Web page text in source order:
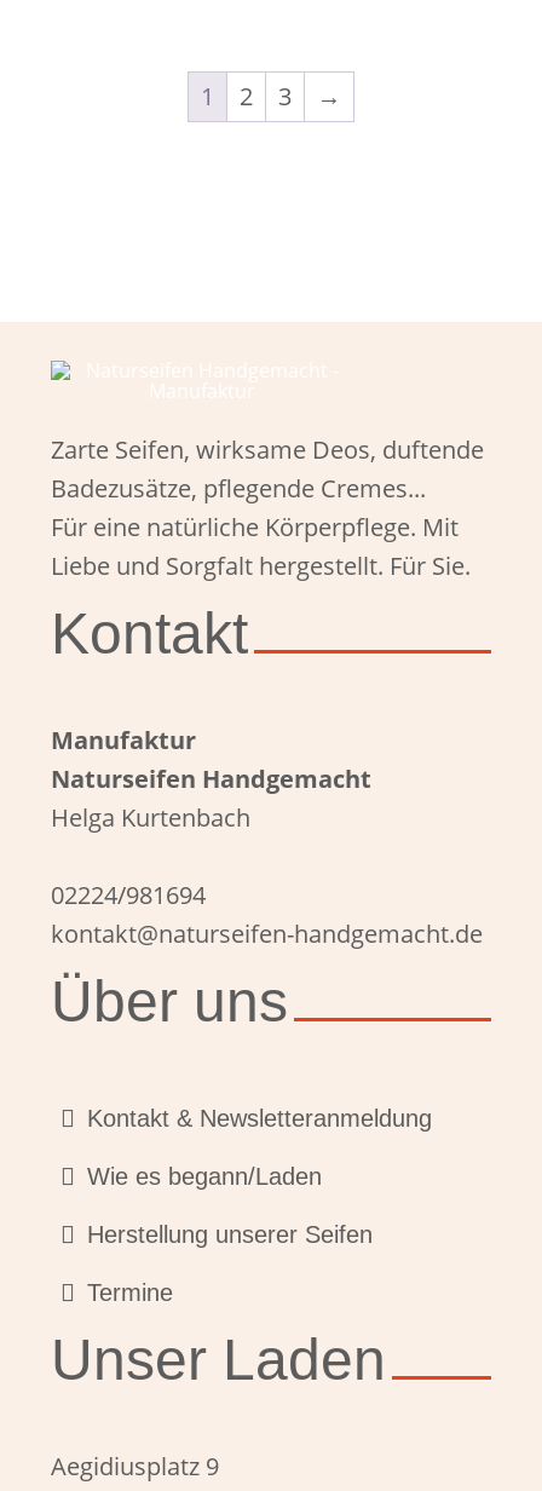
1 2 3 →
Zarte Seifen, wirksame Deos, duftende
Badezusätze, pflegende Cremes...
Für eine natürliche Körperpflege. Mit
Liebe und Sorgfalt hergestellt. Für Sie.
Kontakt
Manufaktur
Naturseifen Handgemacht
Helga Kurtenbach
02224/981694
kontakt@naturseifen-handgemacht.de
Über uns
Kontakt & Newsletteranmeldung
Wie es begann/Laden
Herstellung unserer Seifen
Termine
Unser Laden
Aegidiusplatz 9